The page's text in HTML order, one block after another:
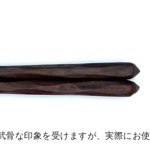
骨な印象を受けますが、実際にお使